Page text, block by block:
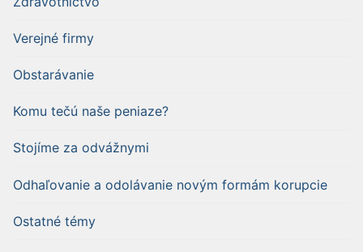
Verejné firmy
Obstarávanie
Komu tečú naše peniaze?
Stojíme za odvážnymi
Odhaľovanie a odolávanie novým formám korupcie
Ostatné témy